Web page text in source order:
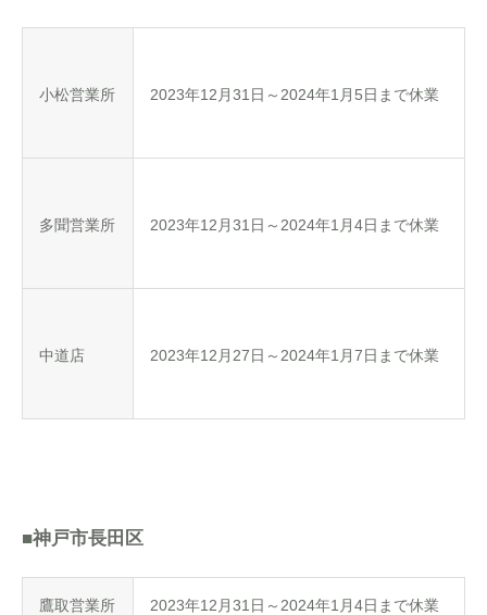
小松営業所 2023年12月31日～2024年1月5日まで休業
多聞営業所 2023年12月31日～2024年1月4日まで休業
中道店 2023年12月27日～2024年1月7日まで休業
■神戸市長田区
鷹取営業所 2023年12月31日～2024年1月4日まで休業